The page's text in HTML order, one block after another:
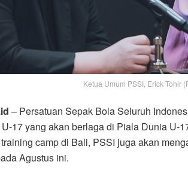
Ketua Umum PSSI, Erick Tohir
– Persatuan Sepak Bola Seluruh
17 yang akan berlaga di Piala Dunia U-
camp di Bali, PSSI juga akan
Agustus ini.